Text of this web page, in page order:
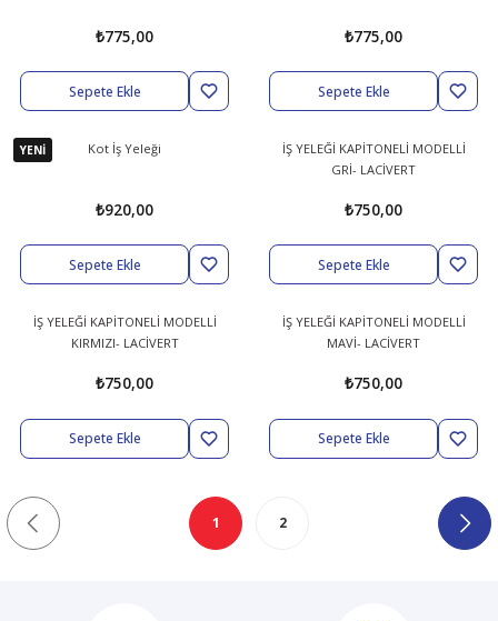
₺775,00
Sepete Ekle
₺775,00
Sepete Ekle
YENİ Kot İş Yeleği
₺920,00
Sepete Ekle
İŞ YELEĞİ KAPİTONELİ MODELLİ
GRİ- LACİVERT
₺750,00
Sepete Ekle
İŞ YELEĞİ KAPİTONELİ MODELLİ
KIRMIZI- LACİVERT
₺750,00
Sepete Ekle
İŞ YELEĞİ KAPİTONELİ MODELLİ
MAVİ- LACİVERT
₺750,00
Sepete Ekle
1 2